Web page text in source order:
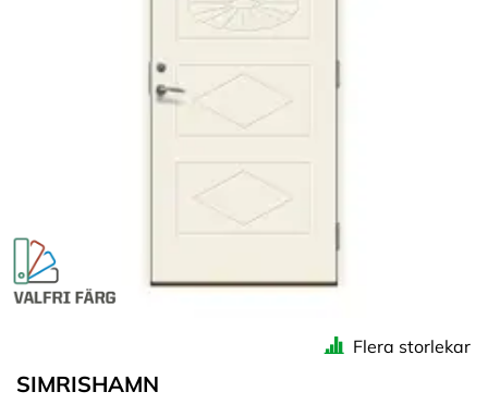
Flera storlekar
SIMRISHAMN